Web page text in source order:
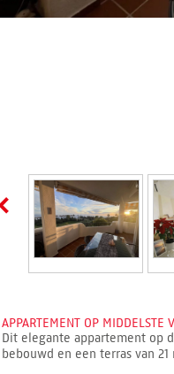
APPARTEMENT OP
Dit elegante appartement op
bebouwd en een terras van